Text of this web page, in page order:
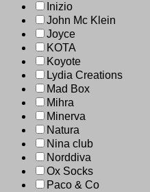
Inizio
John Mc Klein
Joyce
KOTA
Koyote
Lydia Creations
Mad Box
Mihra
Minerva
Natura
Nina club
Norddiva
Ox Socks
Paco & Co